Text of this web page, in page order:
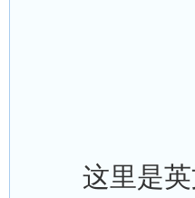
这里是英